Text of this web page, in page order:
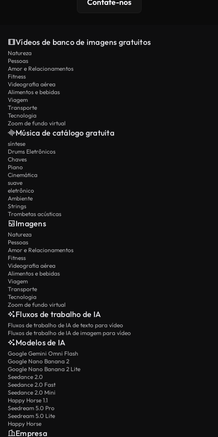
Contate-nos
Vídeos de banco de imagens gratuitos
Natureza
Pessoas
Amor e Relacionamentos
Fitness
Videografia aérea
Alimentos e bebidas
Viagem
Transporte
Tecnologia
Zoom de fundo virtual
Música de catálogo gratuita
síntese
Drums Eletrônicos
Chaves
Piano
Cinemática
suave
eletrônico
Ambiente
Strings
Trombetas acústicas
Imagens
Natureza
Pessoas
Amor e Relacionamentos
Fitness
Videografia aérea
Alimentos e bebidas
Viagem
Transporte
Tecnologia
Zoom de fundo virtual
Fluxos de trabalho de IA
Fluxos de trabalho de IA de texto para vídeo
Fluxos de trabalho de IA de imagem para vídeo
Modelos de IA
Google Gemini Omni Flash
Google Nano Banana 2
Google Nano Banana 2 Lite
Seedance 2.0
Seedance 2.0 Fast
Seedance 2.0 Mini
Happy Horse 1.1
Seedream 5.0 Pro
Seedream 5.0 Lite
Happy Horse
Empresa